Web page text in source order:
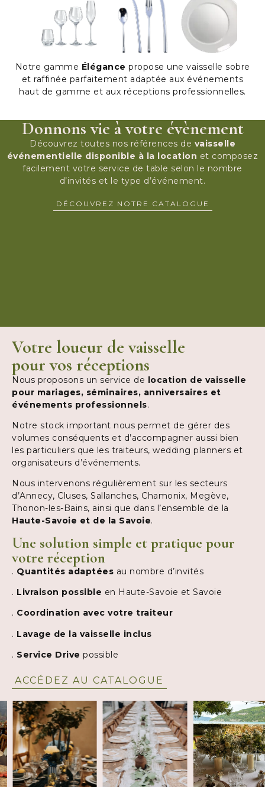
Notre gamme Élégance propose une vaisselle sobre
et raffinée parfaitement adaptée aux événements
haut de gamme et aux réceptions professionnelles.
Donnons vie à votre évènement
Découvrez toutes nos références de vaisselle
événementielle disponible à la location et composez
facilement votre service de table selon le nombre
d’invités et le type d’événement.
DÉCOUVREZ NOTRE CATALOGUE
Votre loueur de vaisselle
pour vos réceptions
Nous proposons un service de location de vaisselle
pour mariages, séminaires, anniversaires et
événements professionnels.
Notre stock important nous permet de gérer des
volumes conséquents et d’accompagner aussi bien
les particuliers que les traiteurs, wedding planners et
organisateurs d’événements.
Nous intervenons régulièrement sur les secteurs
d’Annecy, Cluses, Sallanches, Chamonix, Megève,
Thonon-les-Bains, ainsi que dans l’ensemble de la
Haute-Savoie et de la Savoie.
Une solution simple et pratique pour
votre réception
. Quantités adaptées au nombre d’invités
. Livraison possible en Haute-Savoie et Savoie
. Coordination avec votre traiteur
. Lavage de la vaisselle inclus
. Service Drive possible
ACCÉDEZ AU CATALOGUE